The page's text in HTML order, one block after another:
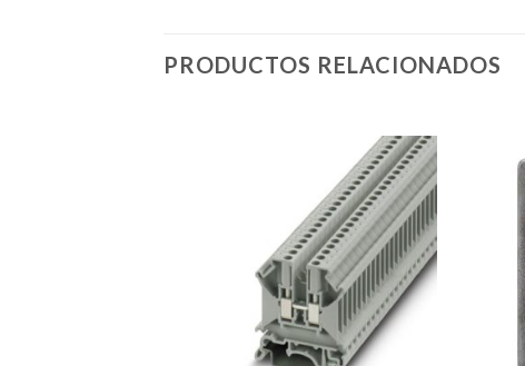
PRODUCTOS RELACIONADOS